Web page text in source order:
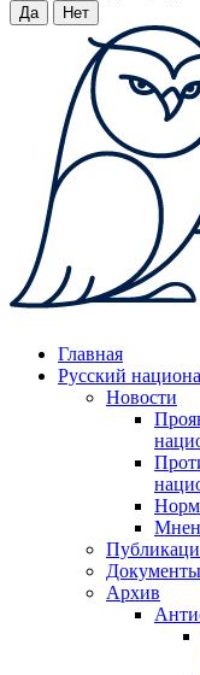
Да Нет
Главная
Русский
Новости
Документы
Архив